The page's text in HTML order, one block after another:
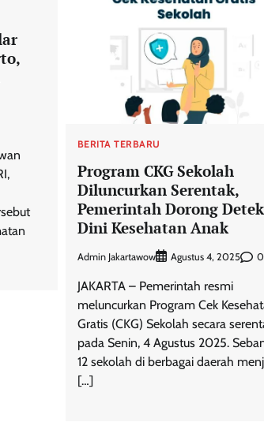
BERITA TERBARU
Program CKG Sekolah
Diluncurkan Serentak,
Pemerintah Dorong
Dini Kesehatan Anak
Admin Jakartawow Agustus 4, 2025 0
JAKARTA – Pemerintah resmi
meluncurkan Program Cek
Gratis (CKG) Sekolah secara
pada Senin, 4 Agustus 2025.
12 sekolah di berbagai daerah
[…]